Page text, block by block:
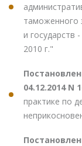
таможенного
и
2010 г."
04.12.2014 N
практике по